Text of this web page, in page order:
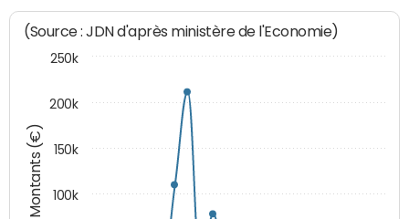
Montants (€)
(Source : JDN d'après ministère de l'Economie)
100k
150k
200k
250k